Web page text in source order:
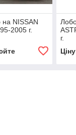
на NISSAN
2005 г.
г.